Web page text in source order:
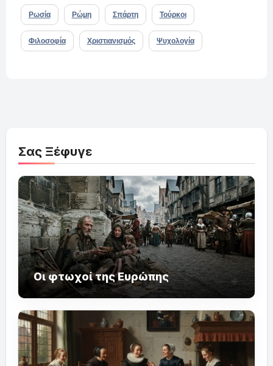
Ρωσία Ρώμη Σπάρτη Τούρκοι
Φιλοσοφία Χριστιανισμός Ψυχολογία
Σας Ξέφυγε
Οι φτωχοί της Ευρώπης